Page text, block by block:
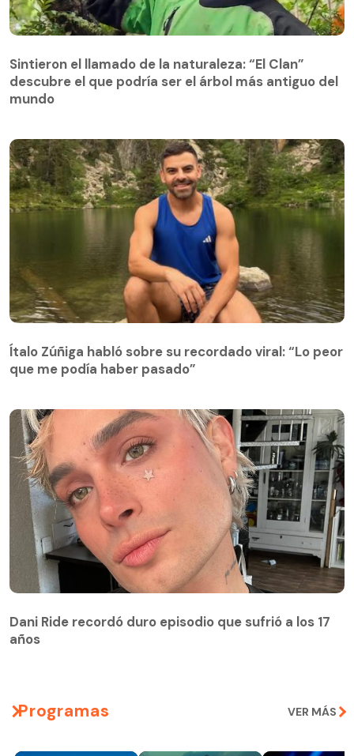
descubre el que podría ser el árbol más antiguo del
mundo
Sintieron el llamado de la naturaleza: “El Clan”
descubre el que podría ser el árbol más antiguo del
mundo
Ítalo Zúñiga habló sobre su recordado viral: “Lo peor
que me podía haber pasado”
Dani Ride recordó duro episodio que sufrió a los 17
años
Programas VER MÁS